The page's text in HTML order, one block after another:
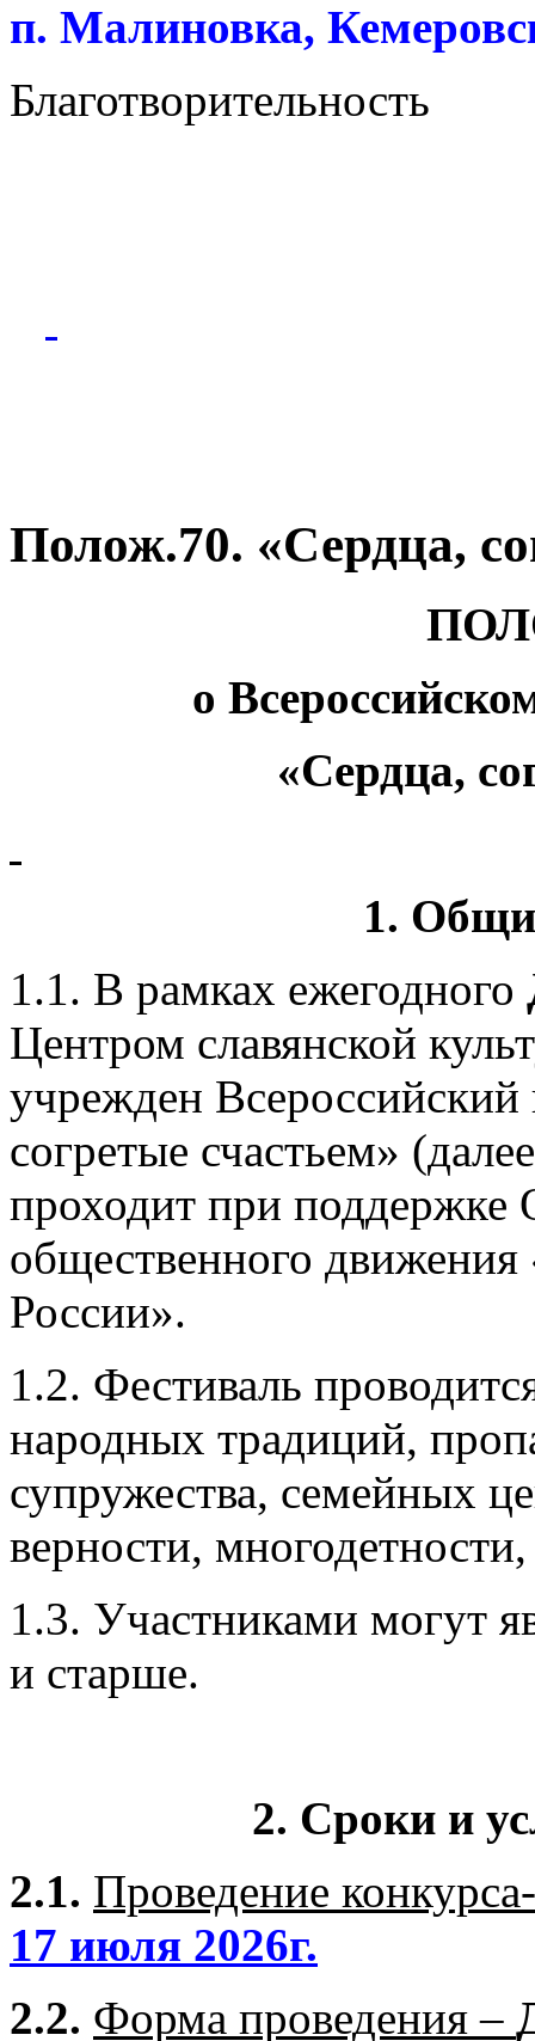
п. Малиновка,
Благотворительность
Полож.70. «Сердца,
о
«Сердца,
1.
1.1. В рамках ежегодного
Центром славянской
учрежден Всероссийский
согретые счастьем»
проходит при поддержке
общественного
России».
1.2. Фестиваль
народных традиций,
супружества, семейных
верности,
1.3. Участниками могут
и старше.
2. Сроки и
2.1. Проведение
17 июля 2026г.
2.2. Форма проведения –